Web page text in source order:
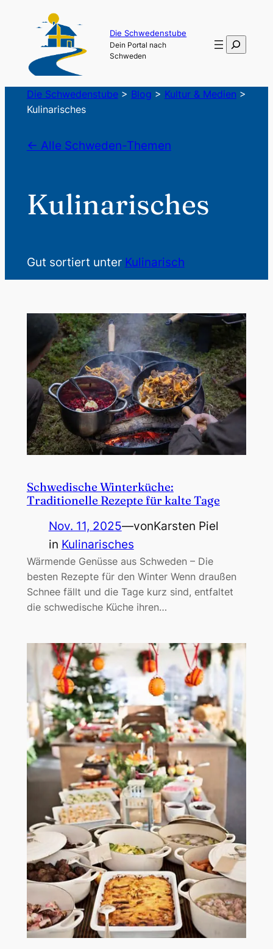
Die Schwedenstube
Dein Portal nach
Schweden
Suchen
Die Schwedenstube> Blog > Kultur & Medien >
Kulinarisches
← Alle Schweden-Themen
Kulinarisches
Gut sortiert unter Kulinarisch
Schwedische Winterküche:
Traditionelle Rezepte für kalte Tage
Nov. 11, 2025—vonKarsten Piel
in Kulinarisches
Wärmende Genüsse aus Schweden – Die
besten Rezepte für den Winter Wenn draußen
Schnee fällt und die Tage kurz sind, entfaltet
die schwedische Küche ihren…